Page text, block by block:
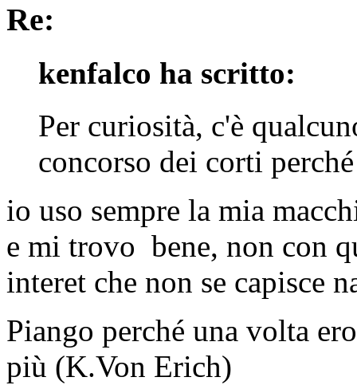
Re:
kenfalco ha scritto:
Per curiosità, c'è
concorso dei corti
io uso sempre la mia
e mi trovo bene, non con
interet che non se capisce
Piango perché una volta
più (K.Von Erich)